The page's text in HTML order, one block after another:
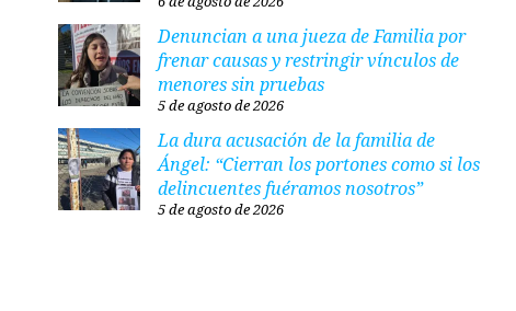
Denuncian a una jueza de Familia por
frenar causas y restringir vínculos de
menores sin pruebas
5 de agosto de 2026
La dura acusación de la familia de
Ángel: “Cierran los portones como si los
delincuentes fuéramos nosotros”
5 de agosto de 2026